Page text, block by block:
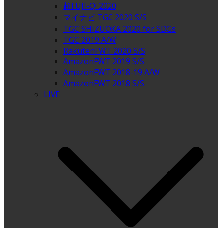
超FUJI-Q! 2020
マイナビ TGC 2020 S/S
TGC SHIZUOKA 2020 for SDGs
TGC 2019 A/W
RakutenFWT 2020 S/S
AmazonFWT 2019 S/S
AmazonFWT 2018-19 A/W
AmazonFWT 2018 S/S
LIVE